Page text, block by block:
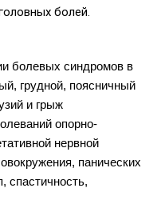
болей.
болевых синдромов в
грудной, поясничный
и грыж
опорно-
нервной
панических
спастичность,